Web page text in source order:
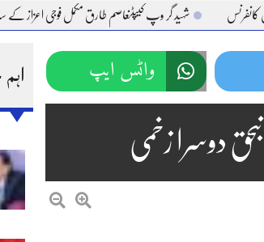
شہید گر وپ کیپٹنعاصم طارق مکمل فوجی اعزاز کے ساتھ
واٹس ایپ
دوسرا زخمی